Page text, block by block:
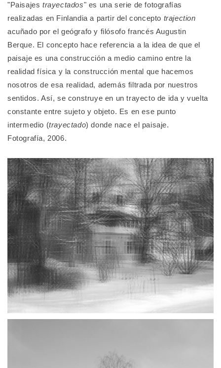
"Paisajes trayectados" es una serie de fotografías
realizadas en Finlandia a partir del concepto trajection
acuñado por el geógrafo y filósofo francés Augustin
Berque. El concepto hace referencia a la idea de que el
paisaje es una construcción a medio camino entre la
realidad física y la construcción mental que hacemos
nosotros de esa realidad, además filtrada por nuestros
sentidos. Así, se construye en un trayecto de ida y vuelta
constante entre sujeto y objeto. Es en ese punto
intermedio (trayectado) donde nace el paisaje.
Fotografía, 2006.